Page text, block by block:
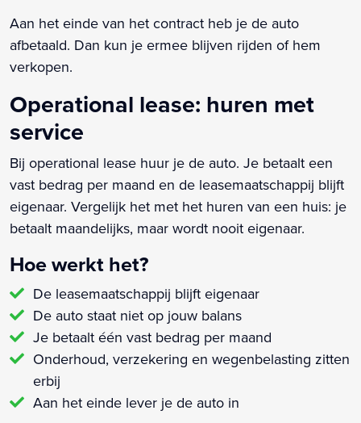
Aan het einde van het contract heb je de auto
afbetaald. Dan kun je ermee blijven rijden of hem
verkopen.
Operational lease: huren met
service
Bij operational lease huur je de auto. Je betaalt een
vast bedrag per maand en de leasemaatschappij blijft
eigenaar. Vergelijk het met het huren van een huis: je
betaalt maandelijks, maar wordt nooit eigenaar.
Hoe werkt het?
De leasemaatschappij blijft eigenaar
De auto staat niet op jouw balans
Je betaalt één vast bedrag per maand
Onderhoud, verzekering en wegenbelasting zitten
erbij
Aan het einde lever je de auto in